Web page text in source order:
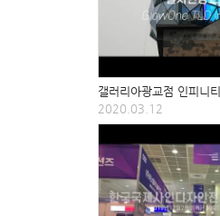
갤러리아광교점 인피니
2020.03.12